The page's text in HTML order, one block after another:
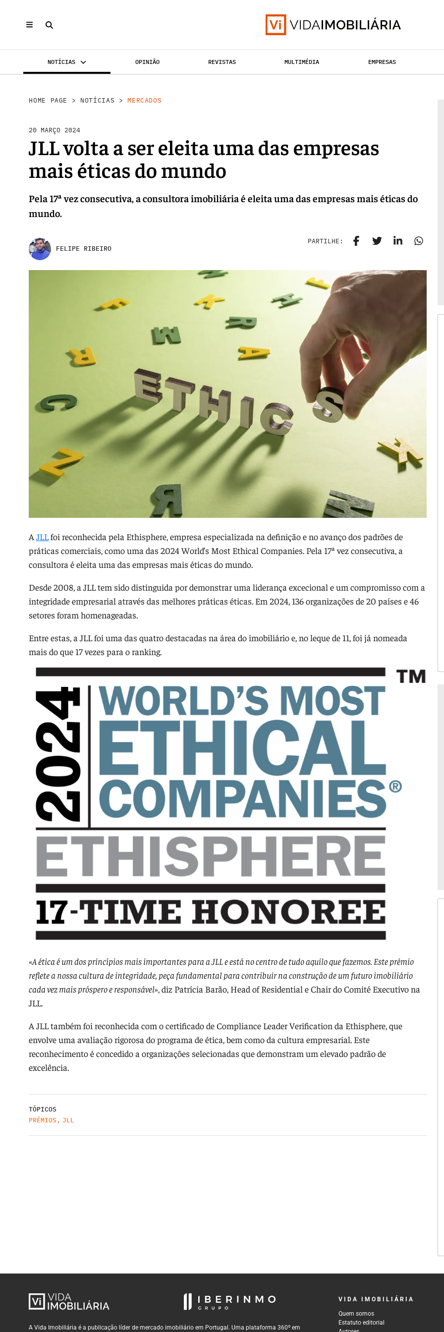
NOTÍCIAS OPINIÃO REVISTAS MULTIMÉDIA EMPRESAS
HOME PAGE > NOTÍCIAS >MERCADOS
20 MARÇO 2024
JLL volta a ser eleita uma das empresas
mais éticas do mundo
Pela 17ª vez consecutiva, a consultora imobiliária é eleita uma das empresas mais éticas do
mundo.
FELIPE RIBEIRO
PARTILHE:
AJLLfoi reconhecida pela Ethisphere, empresa especializada na definição e no avanço dos padrões de
práticas comerciais, como uma das 2024 World’s Most Ethical Companies. Pela 17ª vez consecutiva, a
consultora é eleita uma das empresas mais éticas do mundo.
Desde 2008, a JLL tem sido distinguida por demonstrar uma liderança excecional e um compromisso com a
integridade empresarial através das melhores práticas éticas. Em 2024, 136 organizações de 20 países e 46
setores foram homenageadas.
Entre estas, a JLL foi uma das quatro destacadas na área do imobiliário e, no leque de 11, foi já nomeada
mais do que 17 vezes para o ranking.
«A ética é um dos princípios mais importantes para a JLL e está no centro de tudo aquilo que fazemos. Este prémio
reflete a nossa cultura de integridade, peça fundamental para contribuir na construção de um futuro imobiliário
cada vez mais próspero e responsável», diz Patrícia Barão, Head of Residential e Chair do Comité Executivo na
JLL.
A JLL também foi reconhecida com o certificado de Compliance Leader Verification da Ethisphere, que
envolve uma avaliação rigorosa do programa de ética, bem como da cultura empresarial. Este
reconhecimento é concedido a organizações selecionadas que demonstram um elevado padrão de
excelência.
TÓPICOS
PRÉMIOS , JLL
A Vida Imobiliária é a publicação líder de mercado imobiliário em Portugal. Uma plataforma 360º em
VIDA IMOBILIÁRIA
Quem somos
Estatuto editorial